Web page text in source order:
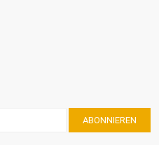
ABONNIEREN